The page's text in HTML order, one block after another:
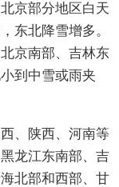
京部分地区白天
东北降雪增多。
京南部、吉林东
到中雪或雨夹
、陕西、河南等
龙江东南部、吉
北部和西部、甘